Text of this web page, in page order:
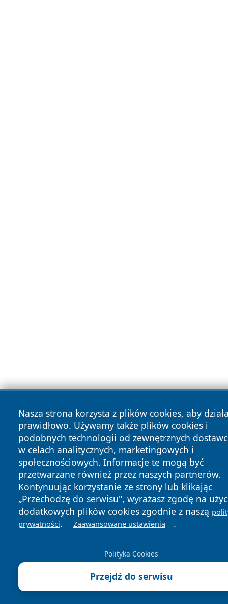
Nasza strona korzysta z plików cookies, aby
prawidłowo. Używamy także plików cookies i
podobnych technologii od zewnętrznych
w celach analitycznych, marketingowych i
społecznościowych. Informacje te mogą być
przetwarzane również przez naszych partnerów.
Kontynuując korzystanie ze strony lub klikając
„Przechodzę do serwisu", wyrażasz zgodę na
dodatkowych plików cookies zgodnie z naszą
prywatności. Zaawansowane ustawienia .
Polityka Cookies
Przejdź do serwisu